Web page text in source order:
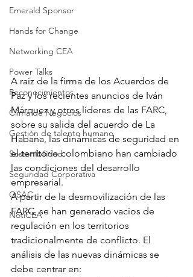
Emerald Sponsor
Hands for Change
Networking CEA
Power Talks
Reconocimientos
Clima de Negocios
Gestión de talento humano
Sostenibilidad
Seguridad Corporativa
OSAC
NotiCEA
A raíz de la firma de los Acuerdos de
Paz y los recientes anuncios de Iván
Márquez y otros líderes de las FARC,
sobre su salida del acuerdo de La
Habana, las dinámicas de seguridad en
el territorio colombiano han cambiado
las condiciones del desarrollo
empresarial.
A partir de la desmovilización de las
FARC, se han generado vacíos de
regulación en los territorios
tradicionalmente de conflicto. El
análisis de las nuevas dinámicas se
debe centrar en: